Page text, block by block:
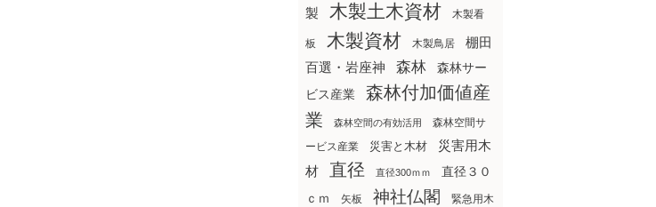
製 木製土木資材 木製看
板 木製資材 木製鳥居
棚田
百選・岩座神
森林
森林サー
ビス産業
森林付加価値産
業
森林空間の有効活用
森林空間サ
ービス産業
災害と木材
災害用木
材
直径 直径300ｍｍ
直径３０
ｃｍ
矢板 神社仏閣
緊急用木